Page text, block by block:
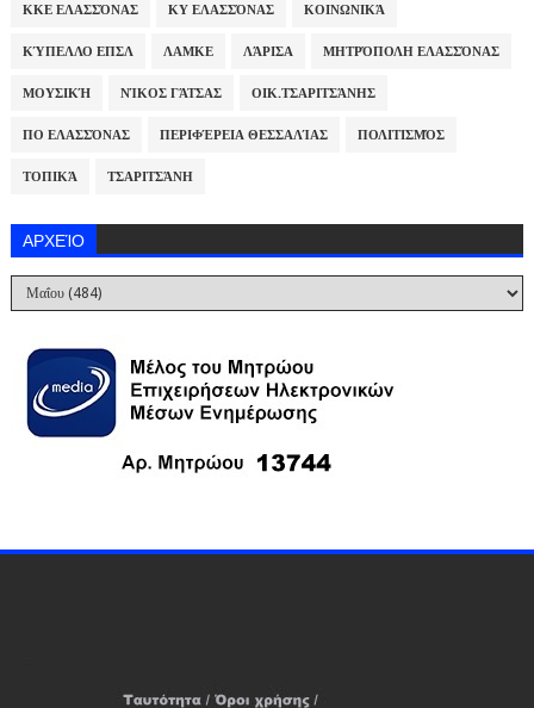
ΚΚΕ ΕΛΑΣΣΌΝΑΣ ΚΥ ΕΛΑΣΣΌΝΑΣ ΚΟΙΝΩΝΙΚΆ
ΚΎΠΕΛΛΟ ΕΠΣΛ ΛΑΜΚΕ ΛΆΡΙΣΑ ΜΗΤΡΌΠΟΛΗ ΕΛΑΣΣΌΝΑΣ
ΜΟΥΣΙΚΉ ΝΊΚΟΣ ΓΆΤΣΑΣ ΟΙΚ.ΤΣΑΡΙΤΣΆΝΗΣ
ΠΟ ΕΛΑΣΣΌΝΑΣ ΠΕΡΙΦΈΡΕΙΑ ΘΕΣΣΑΛΊΑΣ ΠΟΛΙΤΙΣΜΌΣ
ΤΟΠΙΚΆ ΤΣΑΡΙΤΣΆΝΗ
ΑΡΧΕΊΟ